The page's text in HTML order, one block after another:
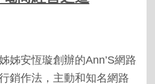
姊安恆璇創辦的Ann’S網路
銷作法，主動和知名網路